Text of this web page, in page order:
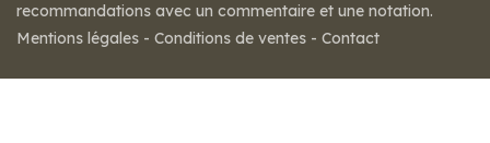
recommandations avec un commentaire et une notation.
Mentions légales - Conditions de ventes - Contact